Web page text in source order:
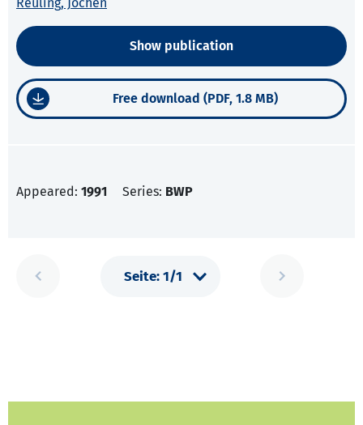
Show publication
Free download (PDF, 1.8 MB)
Appeared: 1991 Series: BWP